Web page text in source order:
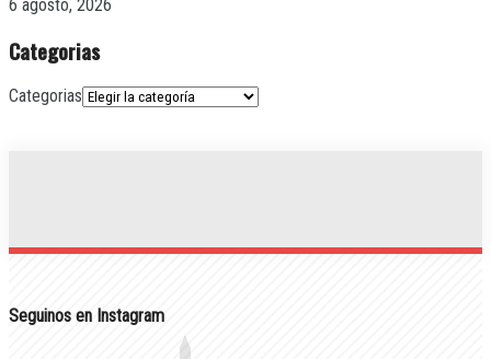
6 agosto, 2026
Categorias
Categorias
Seguinos en Instagram